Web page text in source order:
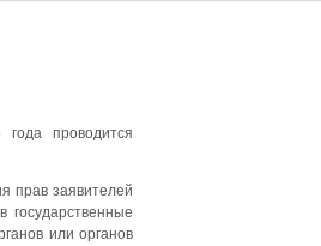
проводится
прав заявителей
или органов